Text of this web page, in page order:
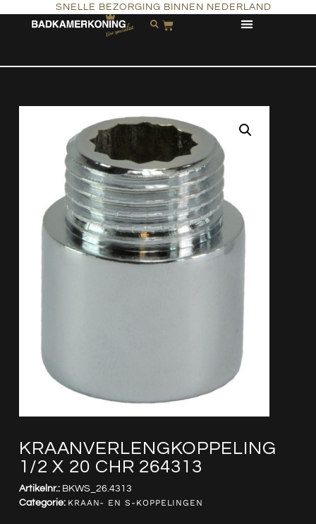
SNELLE BEZORGING BINNEN NEDERLAND
KRAANVERLENGKOPPELING
1/2 X 20 CHR 264313
Artikelnr.: BKWS_26.4313
Categorie: KRAAN- EN S-KOPPELINGEN